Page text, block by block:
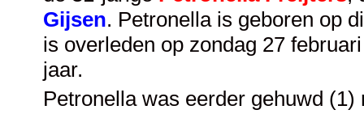
Gijsen. Petronella is geboren op
is overleden op zondag 27
jaar.
Petronella was eerder gehuwd (1)